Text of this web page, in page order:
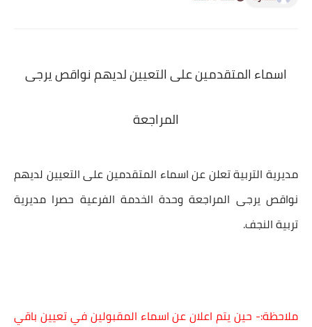
اسماء المتقدمين على التعيين لديهم نواقص يرجى
المراجعة
مديرية التربية تعلن عناسماء المتقدمين على التعيين لديهم
نواقص يرجى المراجعةوحدة الخدمة الفرعية حصرا مديرية
تربية النجف.
ملاحظة:- حين يتم اعلان عن اسماء المقبولين في تعيين باقي